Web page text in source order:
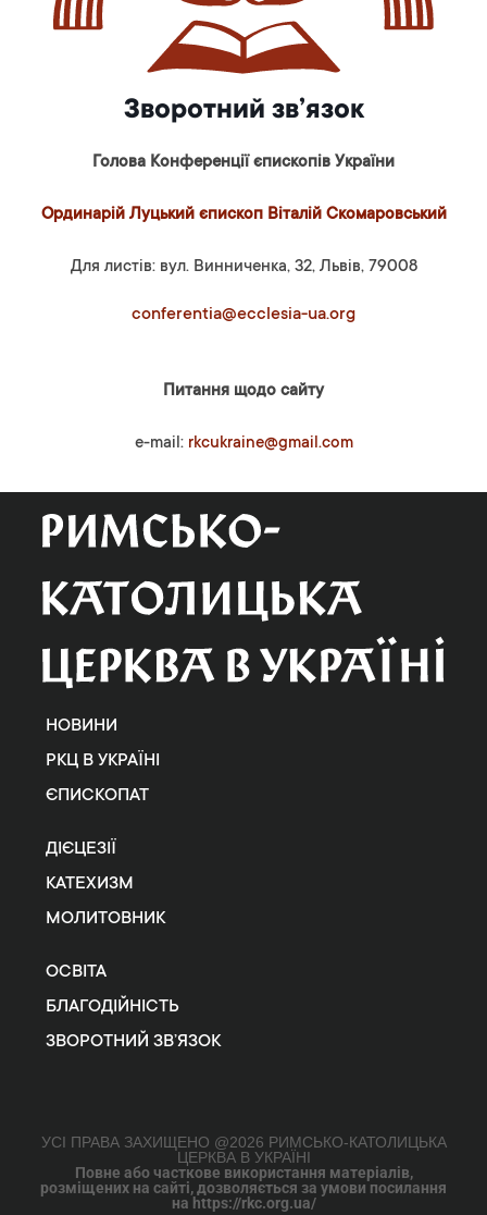
Зворотний зв’язок
Голова Конференції єпископів України
Ординарій Луцький єпископ Віталій Скомаровський
Для листів: вул. Винниченка, 32, Львів, 79008
conferentia@ecclesia-ua.org
Питання щодо сайту
e-mail: rkcukraine@gmail.com
НОВИНИ
РКЦ В УКРАЇНІ
ЄПИСКОПАТ
ДІЄЦЕЗІЇ
КАТЕХИЗМ
МОЛИТОВНИК
ОСВІТА
БЛАГОДІЙНІСТЬ
ЗВОРОТНИЙ ЗВ’ЯЗОК
УСІ ПРАВА ЗАХИЩЕНО @2026 РИМСЬКО-КАТОЛИЦЬКА
ЦЕРКВА В УКРАЇНІ
Повне або часткове використання матеріалів,
розміщених на сайті, дозволяється за умови посилання
на https://rkc.org.ua/